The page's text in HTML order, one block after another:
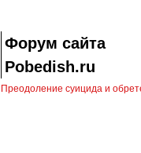
Форум сайта
Pobedish.ru
Преодоление суицида и